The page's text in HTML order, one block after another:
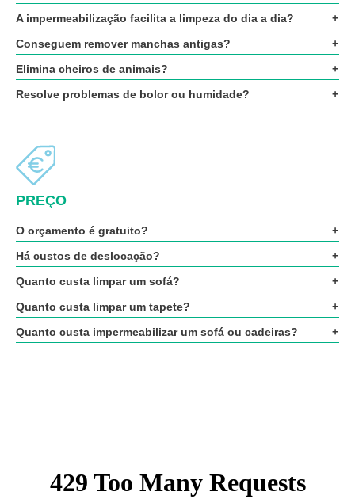
A impermeabilização facilita a limpeza do dia a dia?
Conseguem remover manchas antigas?
Elimina cheiros de animais?
Resolve problemas de bolor ou humidade?
PREÇO
O orçamento é gratuito?
Há custos de deslocação?
Quanto custa limpar um sofá?
Quanto custa limpar um tapete?
Quanto custa impermeabilizar um sofá ou cadeiras?